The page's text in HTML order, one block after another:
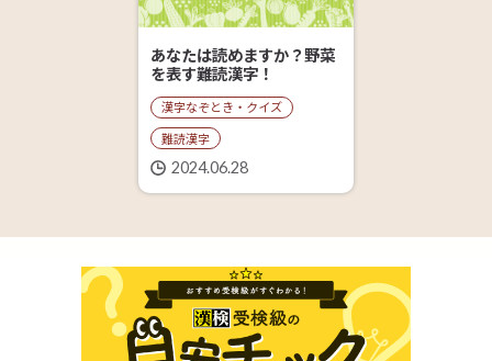
あなたは読めますか？野菜
を表す難読漢字！
漢字なぞとき・クイズ
難読漢字
2024.06.28